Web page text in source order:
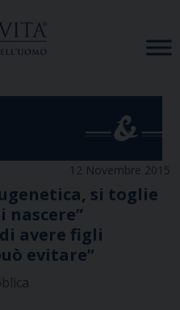
12 Novembre 2015
si toglie
avere figli
evitare”